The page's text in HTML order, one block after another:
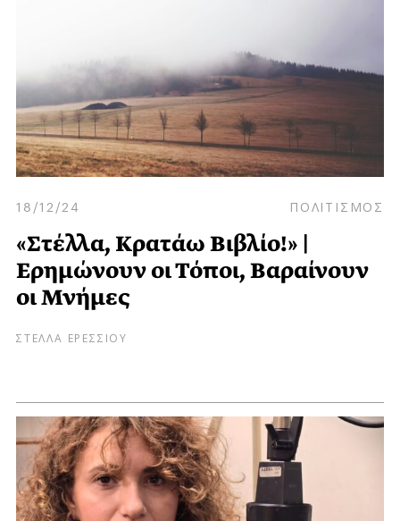
18/12/24 ΠΟΛΙΤΙΣΜΟΣ
«Στέλλα, Κρατάω Βιβλίο!» |
Ερημώνουν οι Τόποι, Βαραίνουν
οι Μνήμες
ΣΤΕΛΛΑ ΕΡΕΣΣΙΟΥ